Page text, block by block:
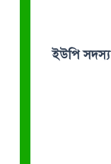
ইউপি সদস্য